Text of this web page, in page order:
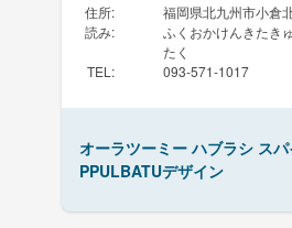
住所:
福岡県北九州市小倉
読み:
ふくおかけんきたき
たく
TEL : 093-571-1017
オーラツーミー ハブラシ ス
PPULBATUデザイン